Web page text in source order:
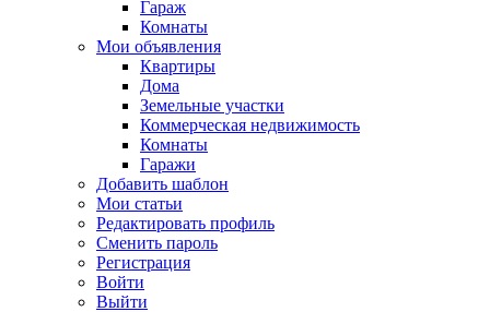
Гараж
Комнаты
Мои объявления
Квартиры
Дома
Земельные участки
Коммерческая недвижимость
Комнаты
Гаражи
Добавить шаблон
Мои статьи
Редактировать профиль
Сменить пароль
Регистрация
Войти
Выйти